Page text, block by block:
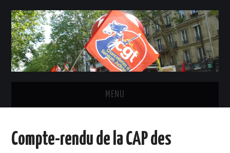
MENU
INSTANCES ET ÉLU-E-S CGT
Compte-rendu de la CAP des